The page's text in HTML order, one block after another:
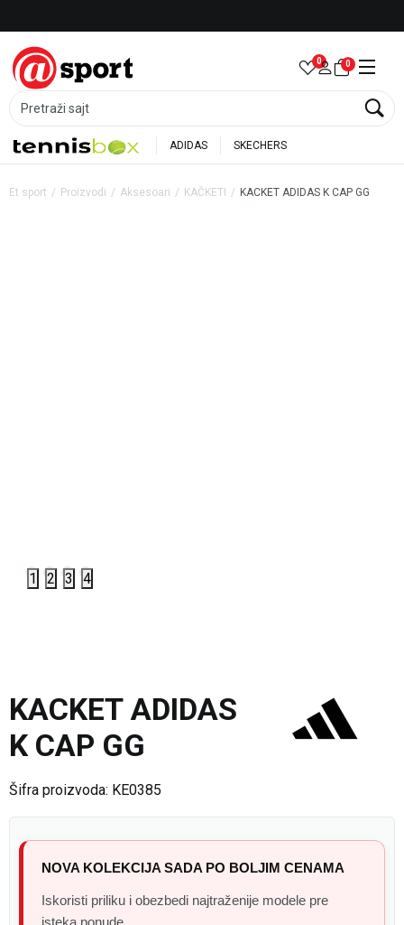
Pretraži sajt
0 0
ADIDAS SKECHERS
Et sport Proizvodi Aksesoari KAČKETI KACKET ADIDAS K CAP GG
1 2 3 4
KACKET ADIDAS
K CAP GG
Šifra proizvoda: KE0385
NOVA KOLEKCIJA SADA PO BOLJIM CENAMA
Iskoristi priliku i obezbedi najtraženije modele pre
isteka ponude.